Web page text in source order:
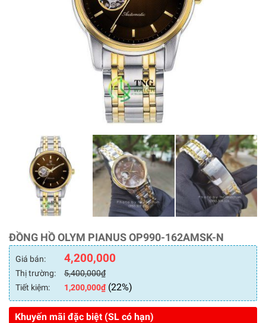
ĐỒNG HỒ OLYM PIANUS OP990-162AMSK-N
Giá bán: 4,200,000
Thị trường: 5,400,000₫
Tiết kiệm:
1,200,000₫(22%)
Khuyến mãi đặc biệt (SL có hạn)